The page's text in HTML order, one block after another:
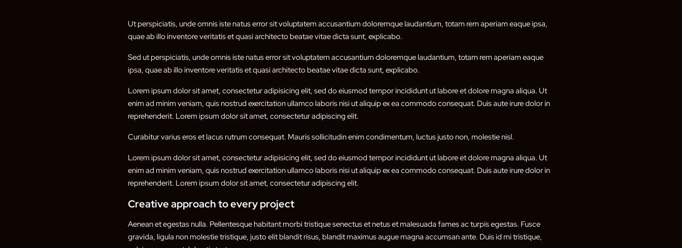
Ut perspiciatis, unde omnis iste natus error sit voluptatem accusantium doloremque laudantium, totam rem aperiam eaque ipsa,
quae ab illo inventore veritatis et quasi architecto beatae vitae dicta sunt, explicabo.
Sed ut perspiciatis, unde omnis iste natus error sit voluptatem accusantium doloremque laudantium, totam rem aperiam eaque
ipsa, quae ab illo inventore veritatis et quasi architecto beatae vitae dicta sunt, explicabo.
Lorem ipsum dolor sit amet, consectetur adipisicing elit, sed do eiusmod tempor incididunt ut labore et dolore magna aliqua. Ut
enim ad minim veniam, quis nostrud exercitation ullamco laboris nisi ut aliquip ex ea commodo consequat. Duis aute irure dolor in
reprehenderit. Lorem ipsum dolor sit amet, consectetur adipiscing elit.
Curabitur varius eros et lacus rutrum consequat. Mauris sollicitudin enim condimentum, luctus justo non, molestie nisl.
Lorem ipsum dolor sit amet, consectetur adipisicing elit, sed do eiusmod tempor incididunt ut labore et dolore magna aliqua. Ut
enim ad minim veniam, quis nostrud exercitation ullamco laboris nisi ut aliquip ex ea commodo consequat. Duis aute irure dolor in
reprehenderit. Lorem ipsum dolor sit amet, consectetur adipiscing elit.
Creative approach to every project
Aenean et egestas nulla. Pellentesque habitant morbi tristique senectus et netus et malesuada fames ac turpis egestas. Fusce
gravida, ligula non molestie tristique, justo elit blandit risus, blandit maximus augue magna accumsan ante. Duis id mi tristique,